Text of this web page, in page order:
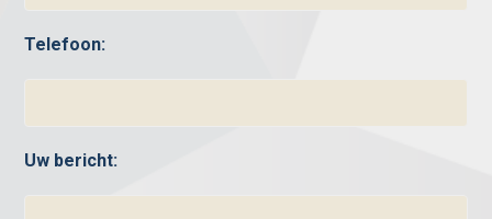
Telefoon:
Uw bericht: